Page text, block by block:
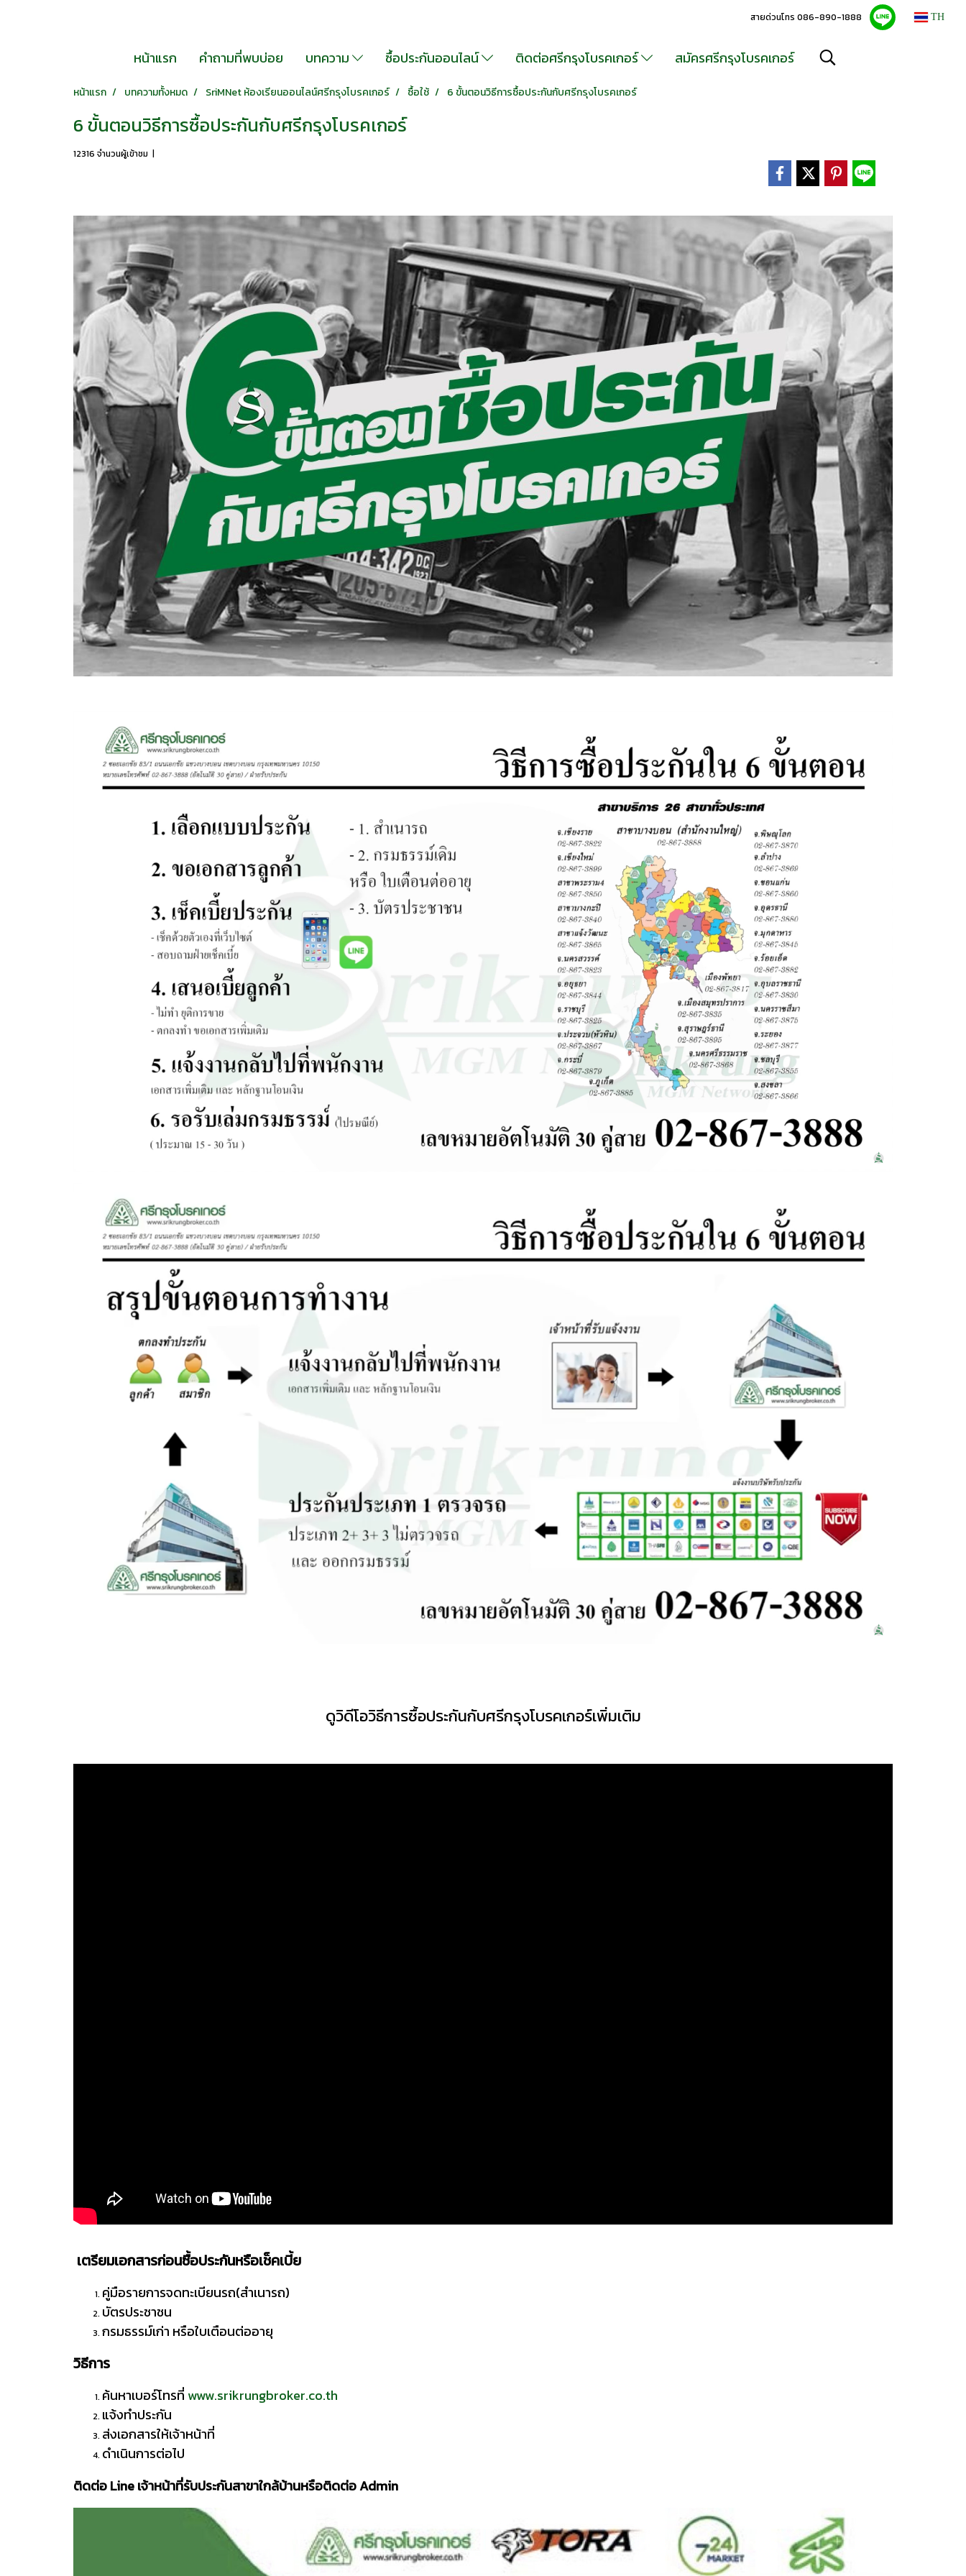
สายด่วนโทร 086-890-1888 TH
หน้าแรก คำถามที่พบบ่อย บทความ ซื้อประกันออนไลน์ ติดต่อศรีกรุงโบรคเกอร์ สมัครศรีกรุงโบรคเกอร์
หน้าแรก บทความทั้งหมด SriMNet ห้องเรียนออนไลน์ศรีกรุงโบรคเกอร์ ซื้อใช้ 6 ขั้นตอนวิธีการซื้อประกันกับศรีกรุงโบรคเกอร์
6 ขั้นตอนวิธีการซื้อประกันกับศรีกรุงโบรคเกอร์
12316 จำนวนผู้เข้าชม |
ดูวิดีโอวิธีการซื้อประกันกับศรีกรุงโบรคเกอร์เพิ่มเติม
เตรียมเอกสารก่อนซื้อประกันหรือเช็คเบี้ย
คู่มือรายการจดทะเบียนรถ(สำเนารถ)
บัตรประชาชน
กรมธรรม์เก่า หรือใบเตือนต่ออายุ
วิธีการ
ค้นหาเบอร์โทรที่ www.srikrungbroker.co.th
แจ้งทำประกัน
ส่งเอกสารให้เจ้าหน้าที่
ดำเนินการต่อไป
ติดต่อ Line เจ้าหน้าที่รับประกันสาขาใกล้บ้านหรือติดต่อ Admin